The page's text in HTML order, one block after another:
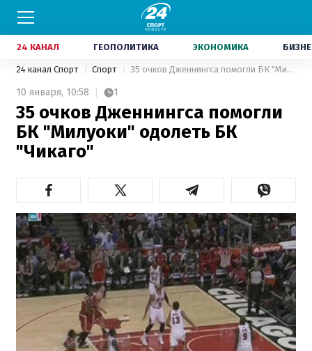
24 КАНАЛ ГЕОПОЛИТИКА ЭКОНОМИКА
24 канал Спорт Спорт 35 очков Дженнингса помогли БК "Милуоки" одолеть БК "Чикаго"
10 января, 10:58 1
35 очков Дженнингса помогли
БК "Милуоки" одолеть БК
"Чикаго"